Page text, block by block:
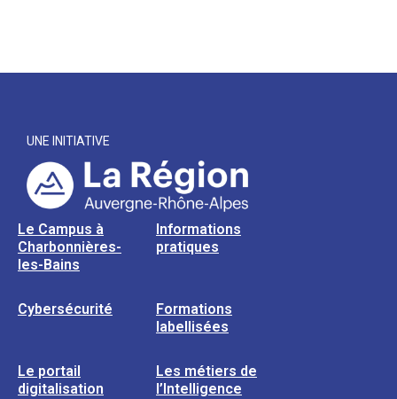
UNE INITIATIVE
Le Campus à
Charbonnières-
les-Bains
Informations
pratiques
Cybersécurité
Formations
labellisées
Le portail
digitalisation
Les métiers de
l’Intelligence